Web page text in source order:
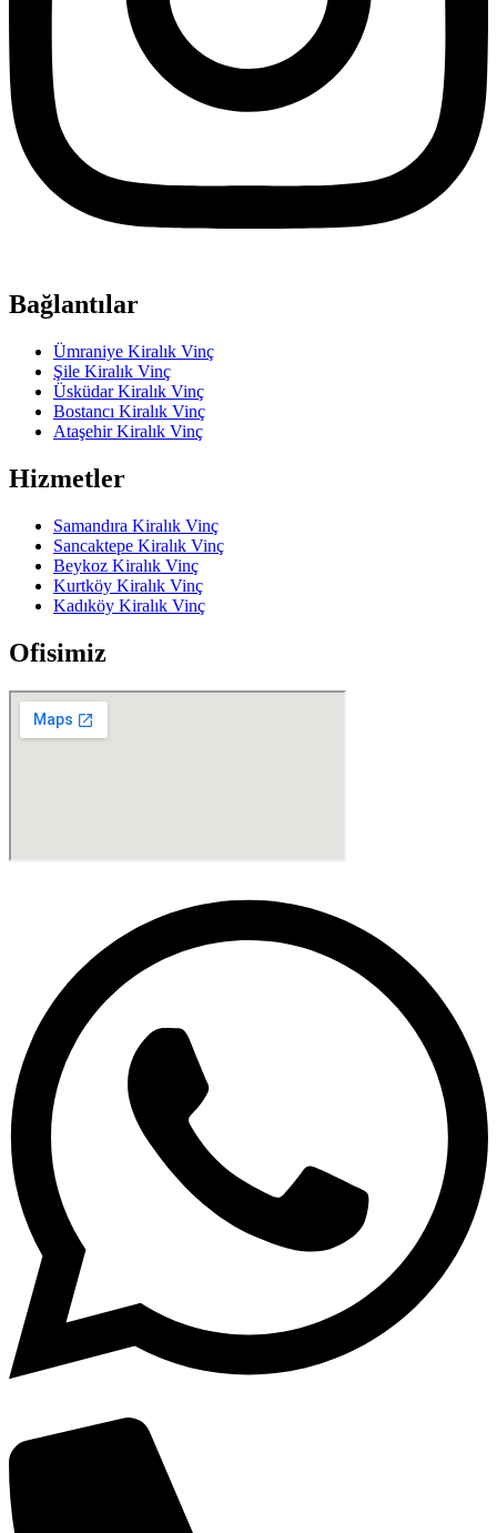
Bağlantılar
Ümraniye Kiralık Vinç
Şile Kiralık Vinç
Üsküdar Kiralık Vinç
Bostancı Kiralık Vinç
Ataşehir Kiralık Vinç
Hizmetler
Samandıra Kiralık Vinç
Sancaktepe Kiralık Vinç
Beykoz Kiralık Vinç
Kurtköy Kiralık Vinç
Kadıköy Kiralık Vinç
Ofisimiz